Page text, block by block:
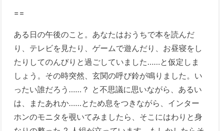
==
ある日の午後のこと。あなたはおうちで本を読んだ
り、テレビを見たり、ゲームで遊んだり、お昼寝をし
たりしてのんびりと過ごしていました……と仮定しま
しょう。その時突然、玄関の呼び鈴が鳴りました。い
ったい誰だろう……？ と不思議に思いながら、あるい
は、またあれか……とため息をつきながら、インター
ホンのモニタを覗いてみましたら、そこにはわりと身